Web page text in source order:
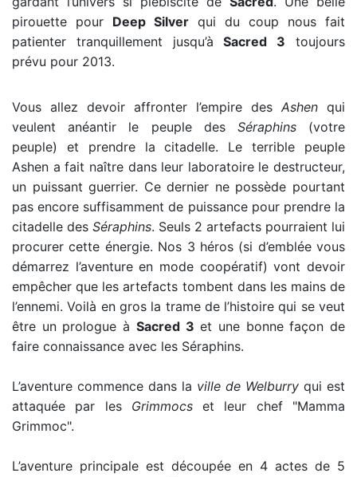
pirouette pour Deep Silver qui du coup nous fait
patienter tranquillement jusqu’àSacred 3 toujours
prévu pour 2013.
Vous allez devoir affronter l’empire des Ashen qui
veulent anéantir le peuple des Séraphins(votre
peuple) et prendre la citadelle. Le terrible peuple
Ashen a fait naître dans leur laboratoire le destructeur,
un puissant guerrier. Ce dernier ne possède pourtant
pas encore suffisamment de puissance pour prendre la
citadelle des Séraphins. Seuls 2 artefacts pourraient lui
procurer cette énergie. Nos 3 héros (si d’emblée vous
démarrez l’aventure en mode coopératif) vont devoir
empêcher que les artefacts tombent dans les mains de
l’ennemi. Voilà en gros la trame de l’histoire qui se veut
être un prologue à Sacred 3 et une bonne façon de
faire connaissance avec les Séraphins.
L’aventure commence dans la ville de Welburry qui est
attaquée par les Grimmocset leur chef "Mamma
Grimmoc".
L’aventure principale est découpée en 4 actes de 5